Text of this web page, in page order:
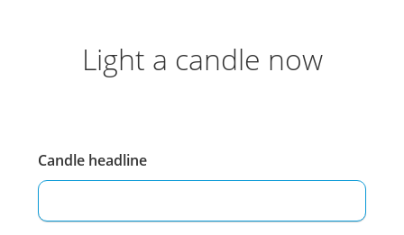
Light a candle now
Candle headline